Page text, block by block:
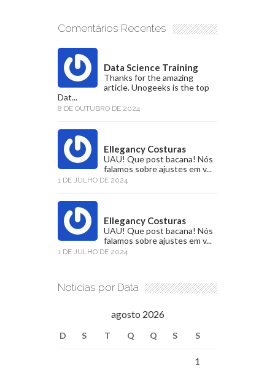
Comentários Recentes
Data Science Training
Thanks for the amazing
article. Unogeeks is the top
Dat...
8 DE OUTUBRO DE 2024
Ellegancy Costuras
UAU! Que post bacana! Nós
falamos sobre ajustes em v...
1 DE JULHO DE 2024
Ellegancy Costuras
UAU! Que post bacana! Nós
falamos sobre ajustes em v...
1 DE JULHO DE 2024
Notícias por Data
agosto 2026
D S T Q Q S S
1